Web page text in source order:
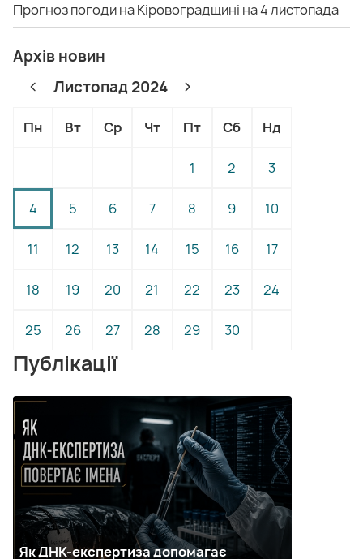
Прогноз погоди на Кіровоградщині на 4 листопада
Архів новин
Листопад 2024
Пн Вт Ср Чт Пт Сб Нд
1 2 3
4 5 6 7 8 9 10
11 12 13 14 15 16 17
18 19 20 21 22 23 24
25 26 27 28 29 30
Публікації
Як ДНК-експертиза допомагає